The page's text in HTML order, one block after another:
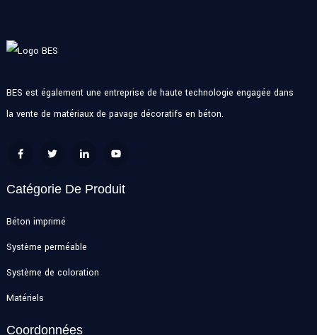
BES est également une entreprise de haute technologie engagée dans
la vente de matériaux de pavage décoratifs en béton.
Catégorie De Produit
Béton imprimé
Système perméable
Système de coloration
Matériels
Coordonnées